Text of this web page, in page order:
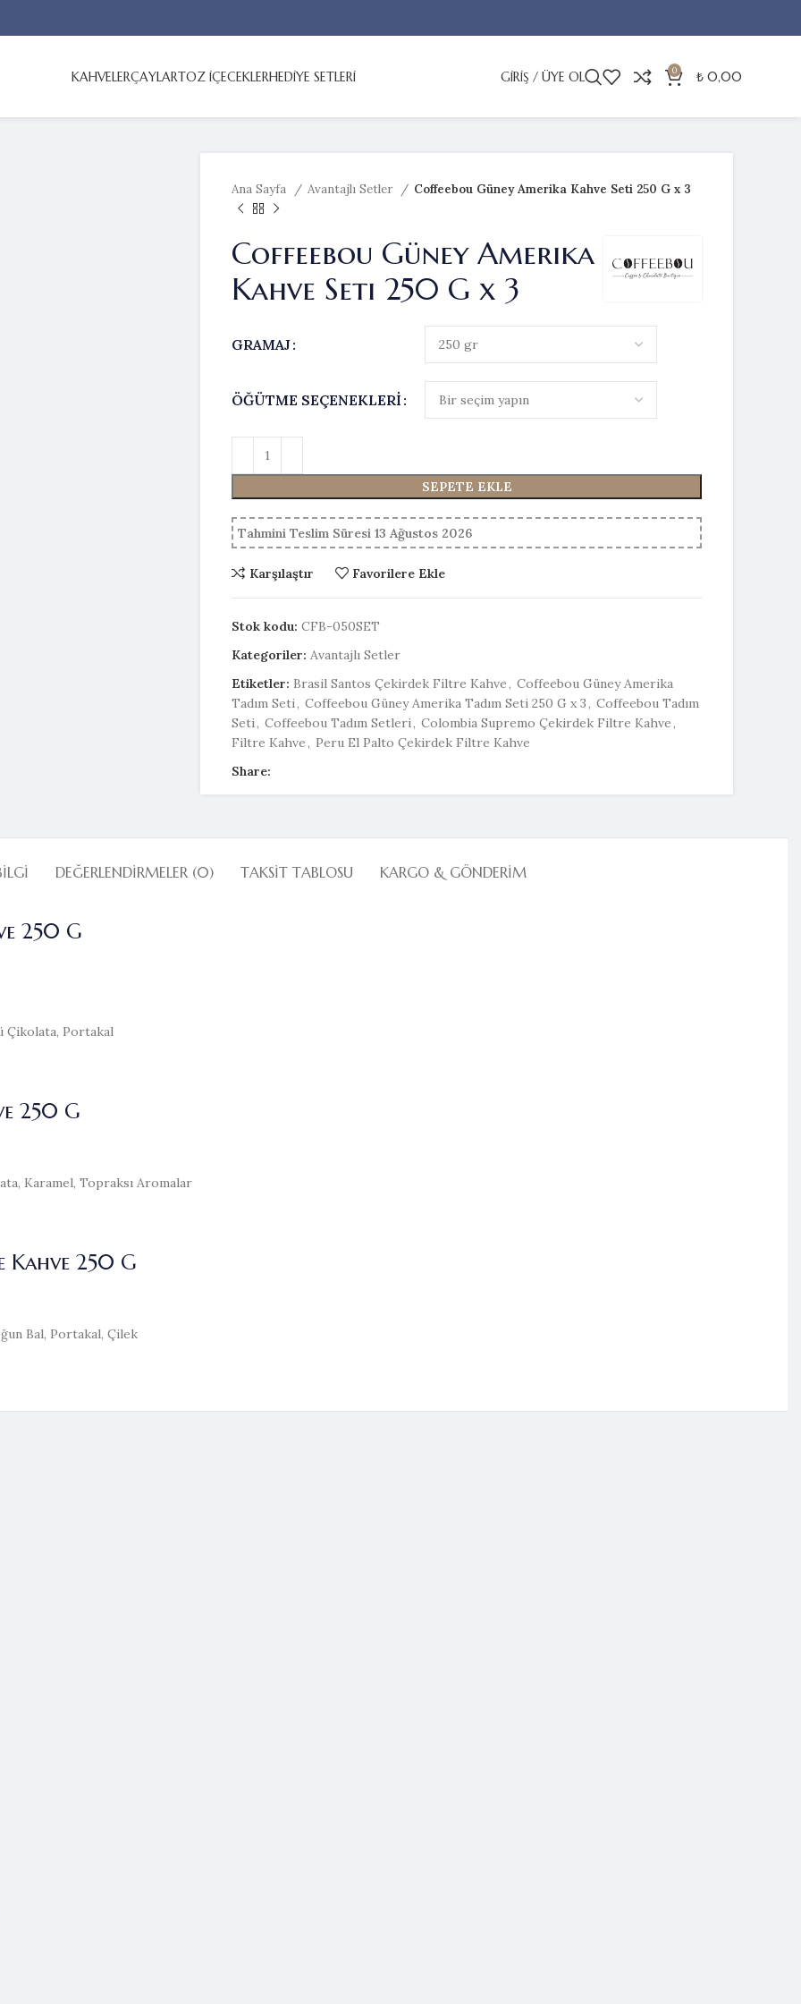
KAHVELERÇAYLARTOZ İÇECEKLERHEDİYE SETLERİ GIRIŞ / ÜYE OL 0 ₺ 0,00
Ana Sayfa Avantajlı Setler Coffeebou Güney Amerika Kahve Seti 250 G x 3
Coffeebou Güney Amerika
Kahve Seti 250 G x 3
GRAMAJ
ÖĞÜTME SEÇENEKLERI
SEPETE EKLE
Tahmini Teslim Süresi 13 Ağustos 2026
Karşılaştır Favorilere Ekle
Stok kodu: CFB-050SET
Kategoriler: Avantajlı Setler
Etiketler: Brasil Santos Çekirdek Filtre Kahve, Coffeebou Güney Amerika
Tadım Seti, Coffeebou Güney Amerika Tadım Seti 250 G x 3, Coffeebou Tadım
Seti, Coffeebou Tadım Setleri, Colombia Supremo Çekirdek Filtre Kahve,
Filtre Kahve, Peru El Palto Çekirdek Filtre Kahve
Share:
DEĞERLENDIRMELER (0) TAKSIT TABLOSU KARGO & GÖNDERIM
250 G
Çikolata, Portakal
250 G
Karamel, Topraksı Aromalar
Kahve 250 G
Bal, Portakal, Çilek